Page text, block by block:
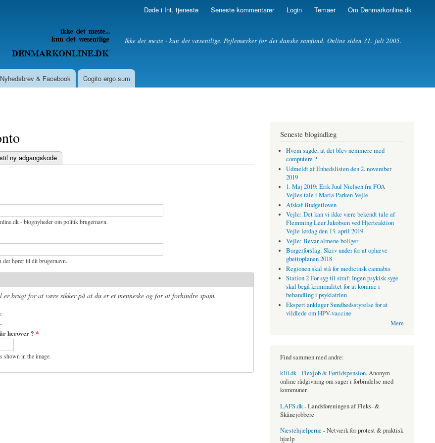
content
Døde i Int. tjeneste Seneste kommentarer Login Temaer Om Denmarkonline.dk
Ikke det meste - kun det væsentlige. Pejlemærker for det danske samfund. Online siden 31. juli 2005.
Nyhedsbrev & Facebook Cogito ergo sum
ny adgangskode
- blognyheder om politik brugernavn.
der hører til dit brugernavn.
er brugt for at være sikker på at du er et menneske og for at forhindre spam.
herover ? *
shown in the image.
Seneste blogindlæg
Hvem sagde, at det blev nemmere med
computere ?
Udmeldt af Enhedslisten den 2. november
2019
1. Maj 2019: Erik Juul Nielsen fra FOA
Vejles tale i Maria Parken Vejle
Afskaf Budgetloven
Vejle: Det kan vi ikke være bekendt tale af
Flemming Leer Jakobsen ved Hjerteaktion
Vejle lørdag den 13. april 2019
Vejle: Bevar almene boliger
Borgerforslag: Skriv under for at ophæve
ghettoplanen 2018
Regionen skal stå for medicinsk cannabis
Station 2 For syg til straf: Ingen psykisk syge
skal begå kriminalitet for at komme i
behandling i psykiatrien
Ekspert anklager Sundhedsstyrelse for at
vildlede om HPV-vaccine
Mere
Find sammen med andre:
k10.dk - Flexjob & Førtidspension. Anonym
online rådgivning om sager i forbindelse med
kommuner.
LAFS.dk- Landsforeningen af Fleks- &
Skånejobbere
Næstehjælperne - Netværk for protest & praktisk
hjælp